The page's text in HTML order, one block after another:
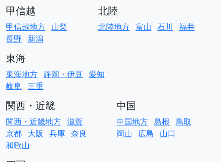
甲信越
甲信越地方 山梨
長野
新潟
北陸
北陸地方 富山 石川 福井
東海
東海地方 静岡・伊豆 愛知
岐阜 三重
関西・近畿
関西・近畿地方 滋賀
京都 大阪 兵庫 奈良
和歌山
中国
中国地方 島根 鳥取
岡山
広島 山口